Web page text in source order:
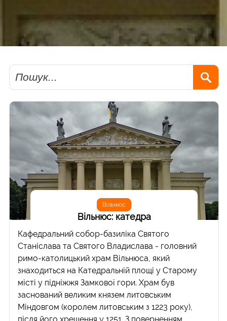
Пошук
Вільнюс
Вільнюс: катедра
Кафедральний собор-базиліка Святого
Станіслава та Святого Владислава - головний
римо-католицький храм Вільнюса, який
знаходиться на Катедральній площі у Старому
місті у підніжжя Замкової гори. Храм був
заснований великим князем литовським
Міндовгом (королем литовським з 1223 року),
після його хрещення у 1251. З поверненням